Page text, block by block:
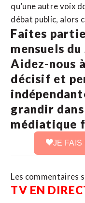
qu’une autre voix
débat public, alors
Faites
mensuels
Aidez-nous
décisif et
grandir
médiatique
JE FAIS
Les commentaires
TV EN